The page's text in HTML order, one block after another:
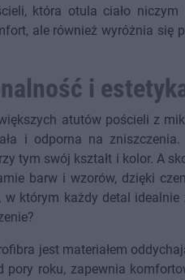
która otula ciało
ale również wyróżnia się
i
atutów pościeli z
i odporna na
tym swój kształt i kolor. A
barw i wzorów, dzięki
w którym każdy detal
jest materiałem
pory roku, zapewnia